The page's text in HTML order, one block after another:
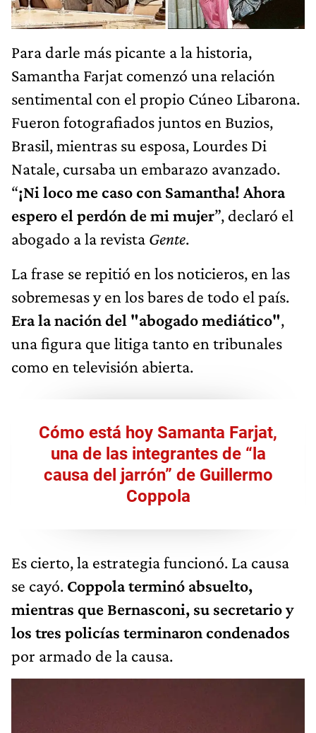
Para darle más picante a la historia,
Samantha Farjat comenzó una relación
sentimental con el propio Cúneo Libarona.
Fueron fotografiados juntos en Buzios,
Brasil, mientras su esposa, Lourdes Di
Natale, cursaba un embarazo avanzado.
“¡Ni loco me caso con Samantha! Ahora
espero el perdón de mi mujer”, declaró el
abogado a la revista Gente.
La frase se repitió en los noticieros, en las
sobremesas y en los bares de todo el país.
Era la nación del "abogado mediático",
una figura que litiga tanto en tribunales
como en televisión abierta.
Cómo está hoy Samanta Farjat,
una de las integrantes de “la
causa del jarrón” de Guillermo
Coppola
Es cierto, la estrategia funcionó. La causa
se cayó. Coppola terminó absuelto,
mientras que Bernasconi, su secretario y
los tres policías terminaron condenados
por armado de la causa.